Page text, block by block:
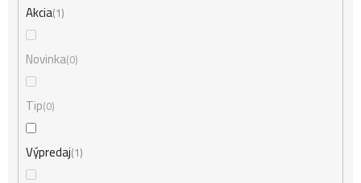
Akcia 1
Novinka 0
Tip 0
Výpredaj 1